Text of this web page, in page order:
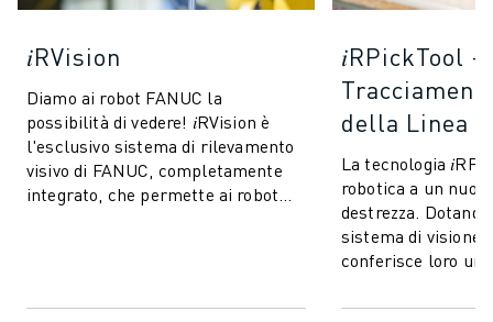
𝑖RVision
Diamo ai robot FANUC la
possibilità di vedere! 𝑖RVision è
l'esclusivo sistema di rilevamento
visivo di FANUC, completamente
integrato, che permette ai robot
𝑖RPickTool -
della Linea
La tecnologia
robotica a un
destrezza.
sistema di visione
conferisce loro
a quel...